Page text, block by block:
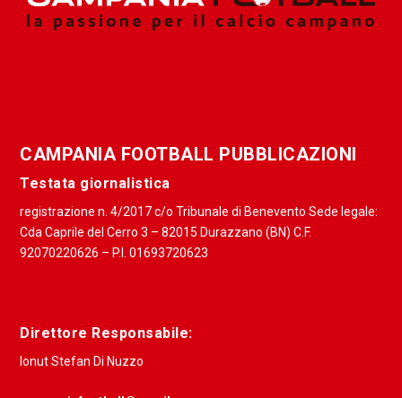
CAMPANIA FOOTBALL PUBBLICAZIONI
Testata giornalistica
registrazione n. 4/2017 c/o Tribunale di Benevento Sede legale:
Cda Caprile del Cerro 3 – 82015 Durazzano (BN) C.F.
92070220626 – P.I. 01693720623
Direttore Responsabile:
Ionut Stefan Di Nuzzo